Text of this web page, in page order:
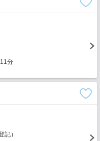
分
記）